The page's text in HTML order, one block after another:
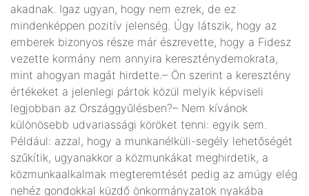
akadnak. Igaz ugyan, hogy nem ezrek, de ez
mindenképpen pozitív jelenség. Úgy látszik, hogy az
emberek bizonyos része már észrevette, hogy a Fidesz
vezette kormány nem annyira kereszténydemokrata,
mint ahogyan magát hirdette.– Ön szerint a keresztény
értékeket a jelenlegi pártok közül melyik képviseli
legjobban az Országgyűlésben?– Nem kívánok
különösebb udvariassági köröket tenni: egyik sem.
Például: azzal, hogy a munkanélküli-segély lehetőségét
szűkítik, ugyanakkor a közmunkákat meghirdetik, a
közmunkaalkalmak megteremtését pedig az amúgy elég
nehéz gondokkal küzdő önkormányzatok nyakába